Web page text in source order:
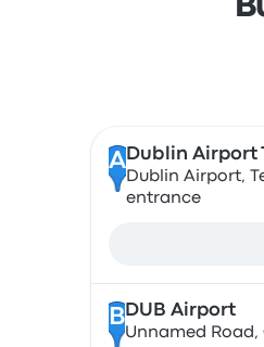
A Dublin Airport
Dublin Airport,
entrance
B DUB Airport
Unnamed Road,